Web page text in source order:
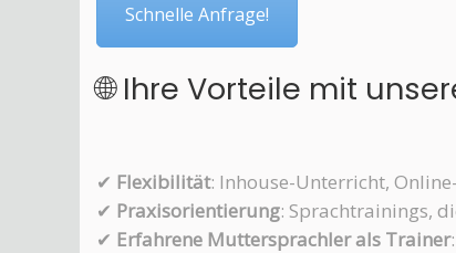
Schnelle Anfrage!
🌐 Ihre Vorteile mit
✔ Flexibilität: Inhouse-Unterricht,
✔ Praxisorientierung: Sprachtrainings,
✔ Erfahrene Muttersprachler als Trainer